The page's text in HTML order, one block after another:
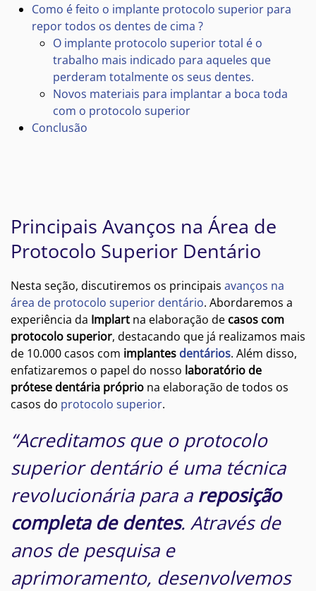
Como é feito o implante protocolo superior para
repor todos os dentes de cima ?
O implante protocolo superior total é o
trabalho mais indicado para aqueles que
perderam totalmente os seus dentes.
Novos materiais para implantar a boca toda
com o protocolo superior
Conclusão
Principais Avanços na Área de
Protocolo Superior Dentário
Nesta seção, discutiremos os principais avanços na
área de protocolo superior dentário. Abordaremos a
experiência da Implart na elaboração de casos com
protocolo superior, destacando que já realizamos mais
de 10.000 casos com implantes dentários. Além disso,
enfatizaremos o papel do nosso laboratório de
prótese dentária próprio na elaboração de todos os
casos do protocolo superior.
“Acreditamos que o protocolo
superior dentário é uma técnica
revolucionária para a reposição
completa de dentes. Através de
anos de pesquisa e
aprimoramento, desenvolvemos